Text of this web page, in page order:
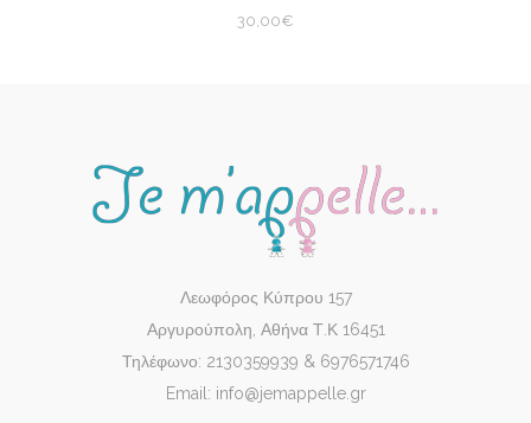
30,00€
Λεωφόρος Κύπρου 157
Αργυρούπολη, Αθήνα Τ.Κ 16451
Τηλέφωνο: 2130359939 & 6976571746
Email: info@jemappelle.gr